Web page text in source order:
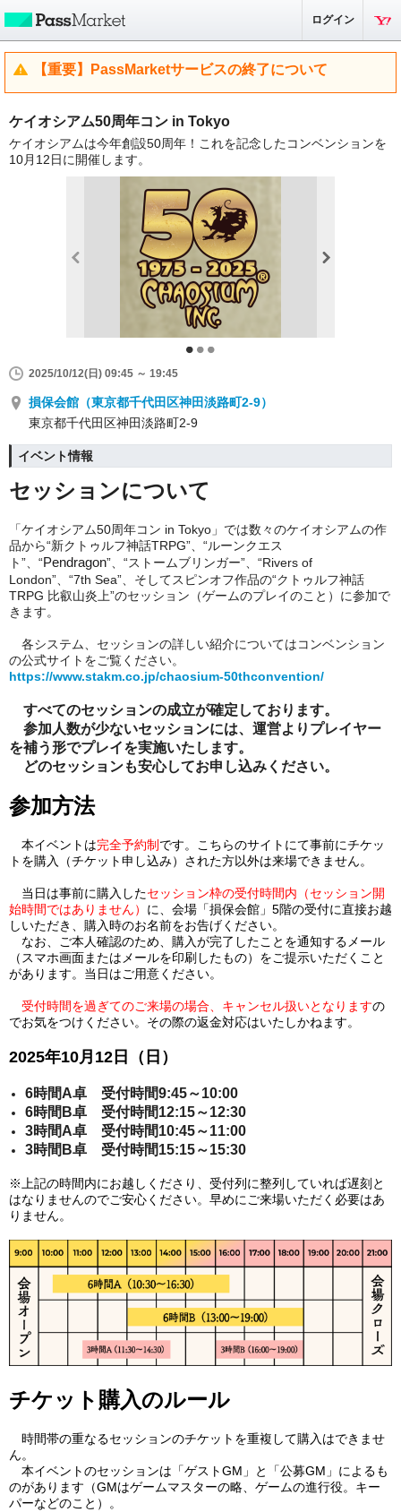
ログイン
【重要】PassMarketサービスの終了について
ケイオシアム50周年コン in Tokyo
ケイオシアムは今年創設50周年！これを記念したコンベンションを
10月12日に開催します。
2025/10/12(日) 09:45 ～ 19:45
損保会館（東京都千代田区神田淡路町2-9）
東京都千代田区神田淡路町2-9
イベント情報
セッションについて
「ケイオシアム50周年コン in Tokyo」では数々のケイオシアムの作
品から“新クトゥルフ神話TRPG”、“ルーンクエス
ト”、“Pendragon”、“ストームブリンガー”、“Rivers of
London”、“7th Sea”、そしてスピンオフ作品の“クトゥルフ神話
TRPG 比叡山炎上”のセッション（ゲームのプレイのこと）に参加で
きます。
各システム、セッションの詳しい紹介についてはコンベンション
の公式サイトをご覧ください。
https://www.stakm.co.jp/chaosium-50thconvention/
すべてのセッションの成立が確定しております。
参加人数が少ないセッションには、運営よりプレイヤー
を補う形でプレイを実施いたします。
どのセッションも安心してお申し込みください。
参加方法
本イベントは完全予約制 です。こちらのサイトにて事前にチケッ
トを購入（チケット申し込み）された方以外は来場できません。
当日は事前に購入したセッション枠の受付時間内（セッション開
始時間ではありません） に、 会場「損保会館」5階の受付に直接お越
しいただき、購入時のお名前をお告げください。
なお、ご本人確認のため、購入が完了したことを通知するメール
（スマホ画面またはメールを印刷したもの）をご提示いただくこと
があります。当日はご用意ください。
受付時間を過ぎてのご来場の場合、キャンセル扱いとなりますの
でお気をつけください。その際の返金対応はいたしかねます。
2025年10月12日（日）
6時間A卓 受付時間9:45～10:00
6時間B卓 受付時間12:15～12:30
3時間A卓 受付時間10:45～11:00
3時間B卓 受付時間15:15～15:30
※上記の時間内にお越しくださり、受付列に整列していれば遅刻と
はなりませんのでご安心ください。早めにご来場いただく必要はあ
りません。
チケット購入のルール
時間帯の重なるセッションのチケットを重複して購入はできませ
ん。
本イベントのセッションは「ゲストGM」と「公募GM」によるも
のがあります（GMはゲームマスターの略、ゲームの進行役。キー
パーなどのこと ）。